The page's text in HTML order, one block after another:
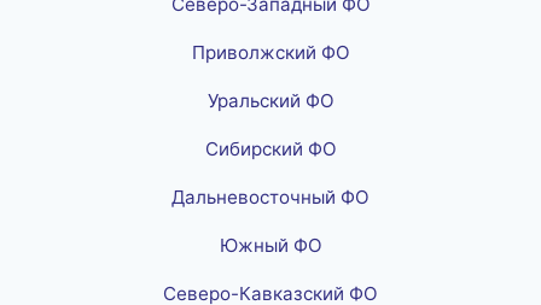
Приволжский ФО
Уральский ФО
Сибирский ФО
Дальневосточный ФО
Южный ФО
Северо-Кавказский ФО